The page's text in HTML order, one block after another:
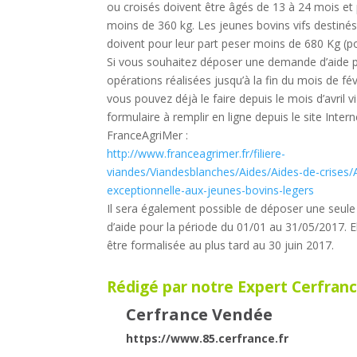
ou croisés doivent être âgés de 13 à 24 mois et
moins de 360 kg. Les jeunes bovins vifs
doivent pour leur part peser moins de 680 Kg
Si vous souhaitez déposer une demande d’aide
opérations réalisées jusqu’à la fin du mois de
vous pouvez déjà le faire depuis le mois d’avril
formulaire à remplir en ligne depuis le site
FranceAgriMer :
http://www.franceagrimer.fr/filiere-
viandes/Viandesblanches/Aides/Aides-de-crises/
exceptionnelle-aux-jeunes-bovins-legers
Il sera également possible de déposer une
d’aide pour la période du 01/01 au 31/05/2017.
être formalisée au plus tard au 30 juin 2017.
Rédigé par notre Expert
Cerfrance Vendée
https://www.85.cerfrance.fr